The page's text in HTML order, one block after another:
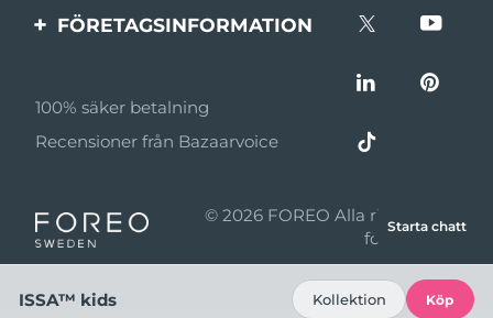
Produktregistrering
FÖRETAGSINFORMATION
Affiliateprogram
Affiliate-nyheter
Återförsäljare
100% säker betalning
Recensioner från Bazaarvoice
© 2026 FOREO Alla rättigheter
förbehållna
Starta chatt
ISSA™ kids Kollektion Köp